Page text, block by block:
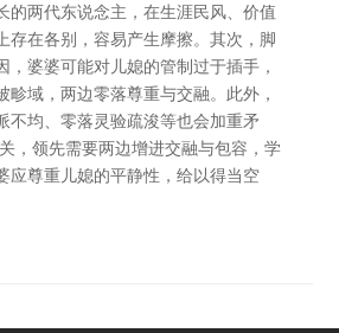
的两代东说念主，在生涯民风、价值
存在各别，容易产生摩擦。其次，脚
，婆婆可能对儿媳的管制过于插手，
畛域，两边零落尊重与交融。此外，
不均、零落灵验疏浚等也会加重矛
，领先需要两边增进交融与包容，学
应尊重儿媳的平静性，给以得当空